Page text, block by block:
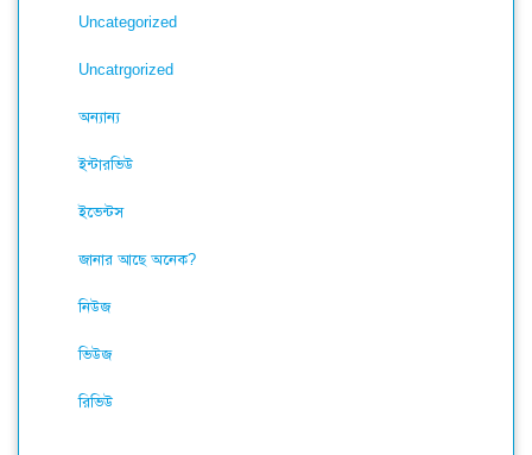
Uncategorized
Uncatrgorized
অন্যান্য
ইন্টারভিউ
ইভেন্টস
জানার আছে অনেক?
নিউজ
ভিউজ
রিভিউ